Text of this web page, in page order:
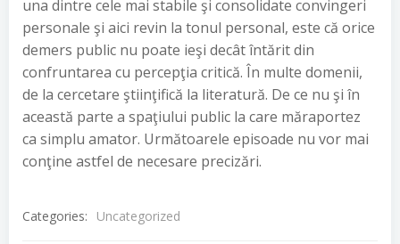
una dintre cele mai stabile şi consolidate convingeri
personale şi aici revin la tonul personal, este că orice
demers public nu poate ieşi decât întărit din
confruntarea cu percepţia critică. În multe domenii,
de la cercetare ştiinţifică la literatură. De ce nu şi în
această parte a spaţiului public la care măraportez
ca simplu amator. Următoarele episoade nu vor mai
conţine astfel de necesare precizări.
Categories: Uncategorized